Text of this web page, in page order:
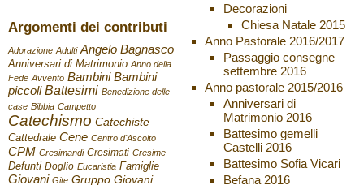
Argomenti dei contributi
Adorazione Adulti Angelo Bagnasco
Anniversari di Matrimonio Anno della
Fede Avvento Bambini Bambini
piccoli Battesimi Benedizione delle
case Bibbia Campetto
Catechismo Catechiste
Cattedrale Cene Centro d'Ascolto
CPM Cresimandi Cresimati Cresime
Defunti Doglio Eucaristia Famiglie
Giovani Gite Gruppo Giovani
Decorazioni
Chiesa Natale 2015
Anno Pastorale 2016/2017
Passaggio consegne
settembre 2016
Anno pastorale 2015/2016
Anniversari di
Matrimonio 2016
Battesimo gemelli
Castelli 2016
Battesimo Sofia Vicari
Befana 2016